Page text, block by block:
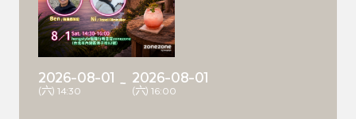
2026-08-01
(六) 14:30 ~ 2026-08-01
(六) 16:00